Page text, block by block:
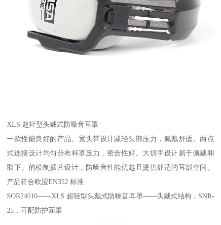
XLS 超轻型头戴式防噪音耳罩
一款性能良好的产品。宽头带设计减轻头部压力，佩戴舒适。两点
式连接设计均匀分布杯罩压力，密合性好。大抓手设计易于佩戴和
取下。的模制插片设计，防噪音性能优越且提供舒适的耳部空间。
产品符合欧盟EN352 标准
SOR24010——XLS 超轻型头戴式防噪音耳罩——头戴式结构，SNR-
25，可配防护面罩